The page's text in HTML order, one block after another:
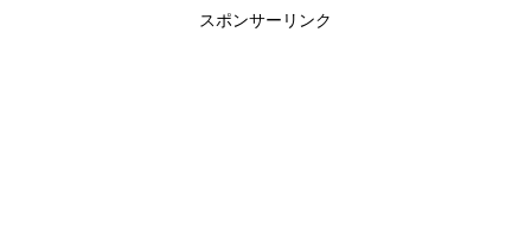
スポンサーリンク